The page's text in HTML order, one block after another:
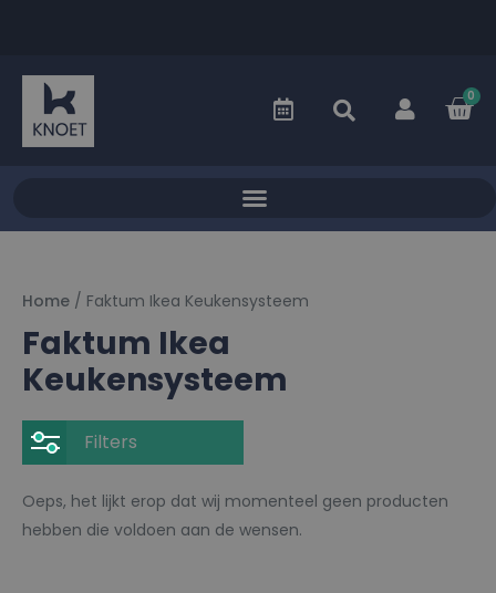
0
Home / Faktum Ikea Keukensysteem
Faktum Ikea
Keukensysteem
Filters
Oeps, het lijkt erop dat wij momenteel geen producten
hebben die voldoen aan de wensen.